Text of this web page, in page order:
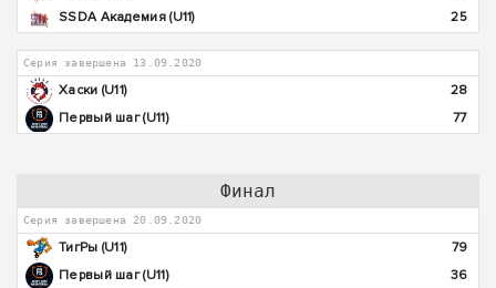
SSDA Академия (U11)
25
Серия завершена 13.09.2020
Хаски (U11)
28
Первый шаг (U11)
77
Финал
Серия завершена 20.09.2020
ТигРы (U11)
79
Первый шаг (U11)
36